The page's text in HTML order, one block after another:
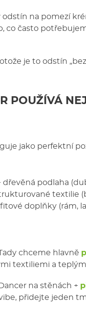
odstín na pomezí
co často
je to odstín
POUŽÍVÁ
jako perfektní
podlaha
textilie
doplňky (rám,
chceme hlavně
textiliemi a
na stěnách +
přidejte jeden